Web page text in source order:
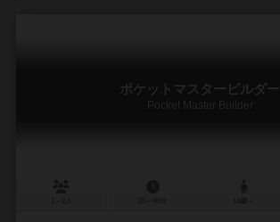
ポケットマスタービルダー
Pocket Master Builder